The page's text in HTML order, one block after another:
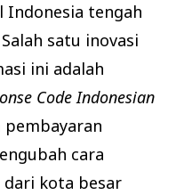
Indonesia tengah
satu inovasi
ini adalah
Code Indonesian
cara
kota besar